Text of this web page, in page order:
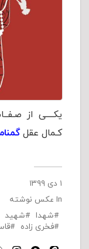
یکــــی از
کـمال عقل
۱ دی ۱۳۹۹
In عکس نوشته
شهدا
شهید
فخری زاده